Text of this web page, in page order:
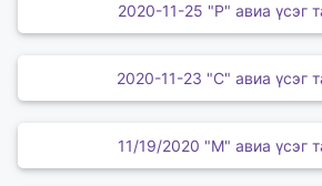
2020-11-25 "Р" авиа үсэг
2020-11-23 "С" авиа үсэг
11/19/2020 "М" авиа үсэг